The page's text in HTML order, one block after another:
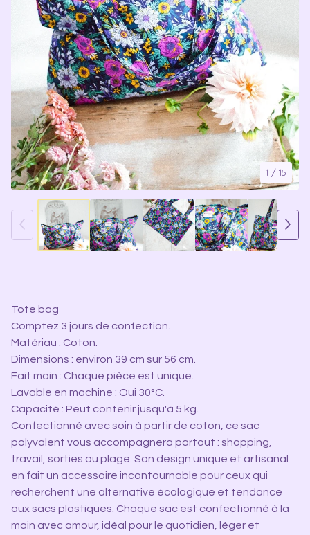
Tote bag
Comptez 3 jours de confection.
Matériau : Coton.
Dimensions : environ 39 cm sur 56 cm.
Fait main : Chaque pièce est unique.
Lavable en machine : Oui 30°C.
Capacité : Peut contenir jusqu'à 5 kg.
Confectionné avec soin à partir de coton, ce sac
polyvalent vous accompagnera partout : shopping,
travail, sorties ou plage. Son design unique et artisanal
en fait un accessoire incontournable pour ceux qui
recherchent une alternative écologique et tendance
aux sacs plastiques. Chaque sac est confectionné à la
main avec amour, idéal pour le quotidien, léger et
1 / 15